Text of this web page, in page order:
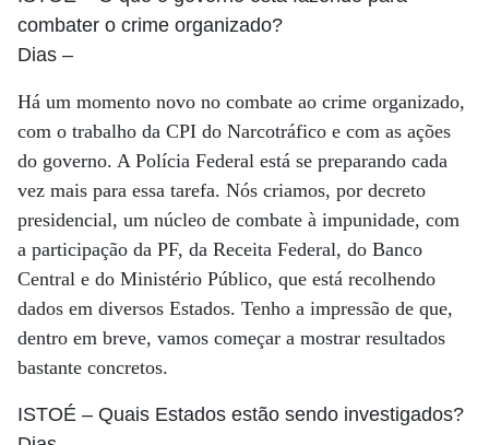
combater o crime organizado?
Dias –
Há um momento novo no combate ao crime organizado,
com o trabalho da CPI do Narcotráfico e com as ações
do governo. A Polícia Federal está se preparando cada
vez mais para essa tarefa. Nós criamos, por decreto
presidencial, um núcleo de combate à impunidade, com
a participação da PF, da Receita Federal, do Banco
Central e do Ministério Público, que está recolhendo
dados em diversos Estados. Tenho a impressão de que,
dentro em breve, vamos começar a mostrar resultados
bastante concretos.
ISTOÉ – Quais Estados estão sendo investigados?